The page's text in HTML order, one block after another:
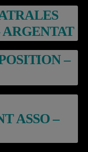
–
ASSO –